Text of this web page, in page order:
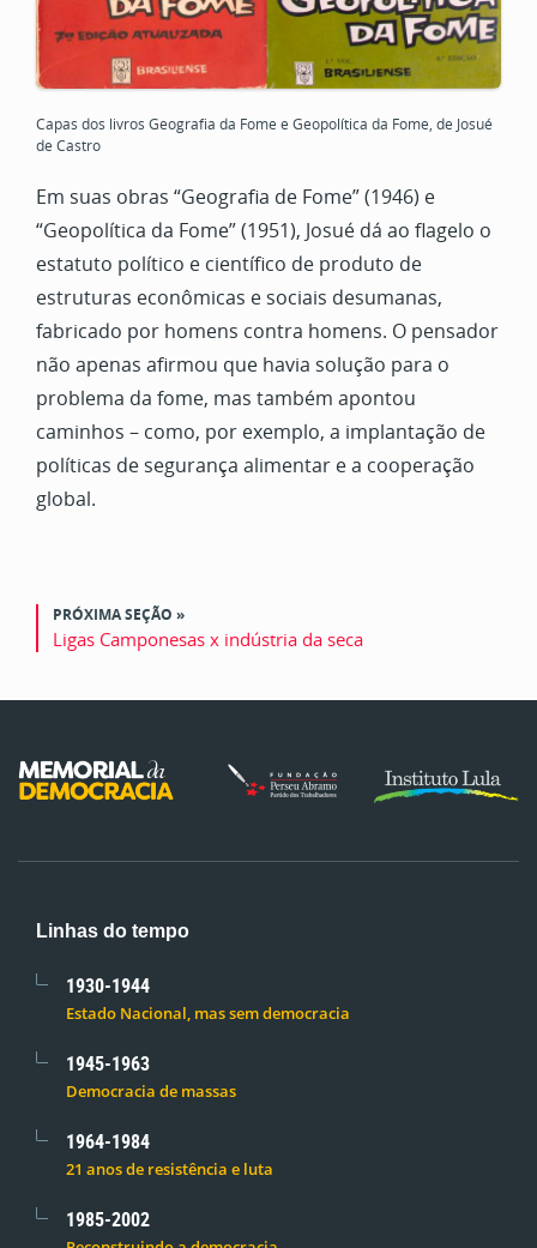
Capas dos livros Geografia da Fome e Geopolítica da Fome, de Josué
de Castro
Em suas obras “Geografia de Fome” (1946) e
“Geopolítica da Fome” (1951), Josué dá ao flagelo o
estatuto político e científico de produto de
estruturas econômicas e sociais desumanas,
fabricado por homens contra homens. O pensador
não apenas afirmou que havia solução para o
problema da fome, mas também apontou
caminhos – como, por exemplo, a implantação de
políticas de segurança alimentar e a cooperação
global.
PRÓXIMA SEÇÃO »
Ligas Camponesas x indústria da seca
Linhas do tempo
1930-1944
Estado Nacional, mas sem democracia
1945-1963
Democracia de massas
1964-1984
21 anos de resistência e luta
1985-2002